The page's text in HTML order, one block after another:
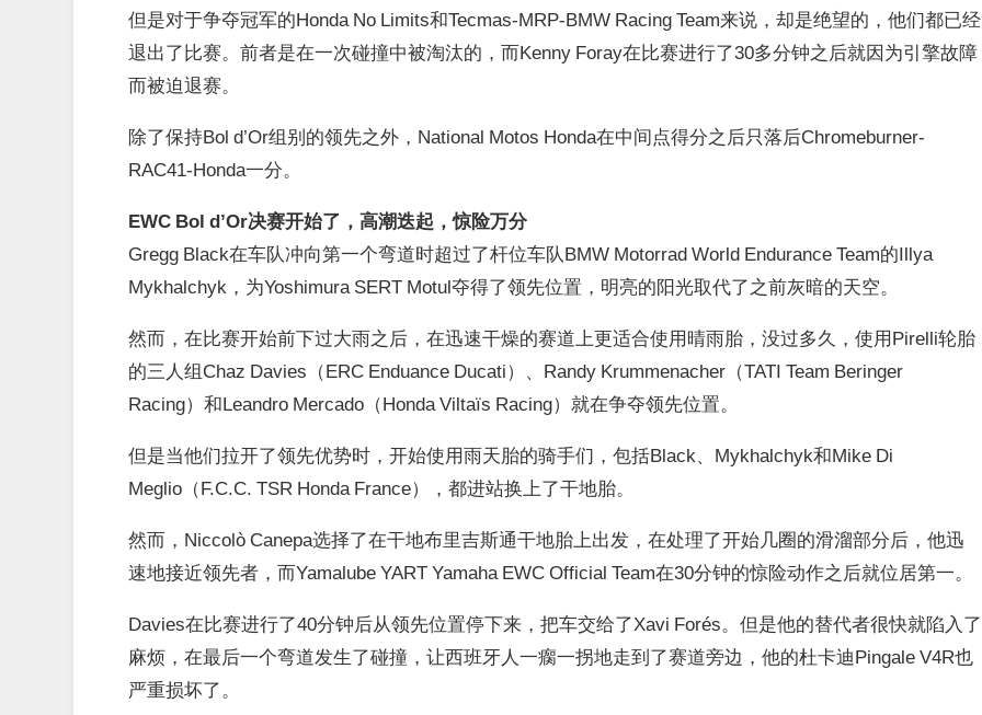
但是对于争夺冠军的Honda No Limits和Tecmas-MRP-BMW Racing Team来说，却是绝望的，他们都已经
退出了比赛。前者是在一次碰撞中被淘汰的，而Kenny Foray在比赛进行了30多分钟之后就因为引擎故障
而被迫退赛。
除了保持Bol d’Or组别的领先之外，National Motos Honda在中间点得分之后只落后Chromeburner-
RAC41-Honda一分。
EWC Bol d’Or决赛开始了，高潮迭起，惊险万分
Gregg Black在车队冲向第一个弯道时超过了杆位车队BMW Motorrad World Endurance Team的Illya
Mykhalchyk，为Yoshimura SERT Motul夺得了领先位置，明亮的阳光取代了之前灰暗的天空。
然而，在比赛开始前下过大雨之后，在迅速干燥的赛道上更适合使用晴雨胎，没过多久，使用Pirelli轮胎
的三人组Chaz Davies（ERC Enduance Ducati）、Randy Krummenacher（TATI Team Beringer
Racing）和Leandro Mercado（Honda Viltaïs Racing）就在争夺领先位置。
但是当他们拉开了领先优势时，开始使用雨天胎的骑手们，包括Black、Mykhalchyk和Mike Di
Meglio（F.C.C. TSR Honda France），都进站换上了干地胎。
然而，Niccolò Canepa选择了在干地布里吉斯通干地胎上出发，在处理了开始几圈的滑溜部分后，他迅
速地接近领先者，而Yamalube YART Yamaha EWC Official Team在30分钟的惊险动作之后就位居第一。
Davies在比赛进行了40分钟后从领先位置停下来，把车交给了Xavi Forés。但是他的替代者很快就陷入了
麻烦，在最后一个弯道发生了碰撞，让西班牙人一瘸一拐地走到了赛道旁边，他的杜卡迪Pingale V4R也
严重损坏了。